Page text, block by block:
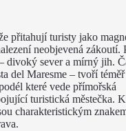
přitahují turisty jako
neobjevená zákoutí.
divoký sever a mírný jih.
del Maresme – tvoří
které vede přímořská
turistická městečka.
charakteristickým